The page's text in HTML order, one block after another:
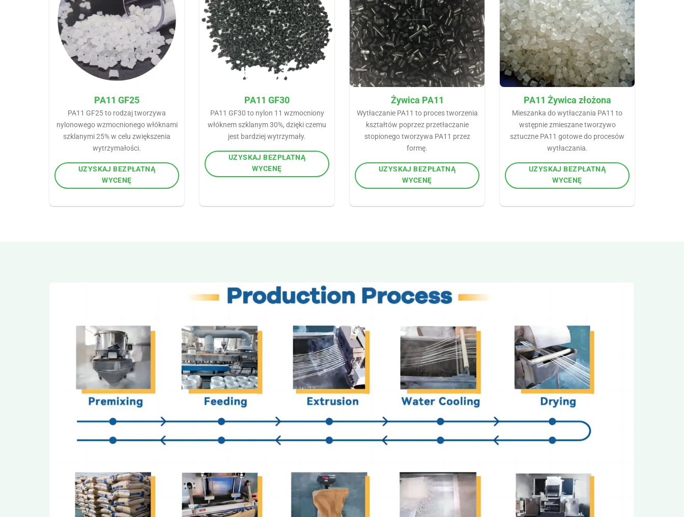
PA11 GF25
PA11 GF25 to rodzaj tworzywa
nylonowego wzmocnionego włóknami
szklanymi 25% w celu zwiększenia
wytrzymałości.
UZYSKAJ BEZPŁATNĄ
WYCENĘ
PA11 GF30
PA11 GF30 to nylon 11 wzmocniony
włóknem szklanym 30%, dzięki czemu
jest bardziej wytrzymały.
UZYSKAJ BEZPŁATNĄ
WYCENĘ
Żywica PA11
Wytłaczanie PA11 to proces tworzenia
kształtów poprzez przetłaczanie
stopionego tworzywa PA11 przez
formę.
UZYSKAJ BEZPŁATNĄ
WYCENĘ
PA11 Żywica złożona
Mieszanka do wytłaczania PA11 to
wstępnie zmieszane tworzywo
sztuczne PA11 gotowe do procesów
wytłaczania.
UZYSKAJ BEZPŁATNĄ
WYCENĘ